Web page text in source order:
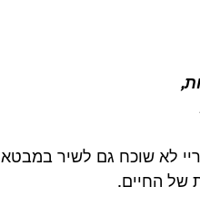
לא שוכח גם לשיר במבטא
של החיים.